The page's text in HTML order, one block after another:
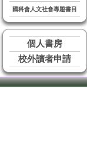
國科會人文社會專題書目
個人書房
校外讀者申請